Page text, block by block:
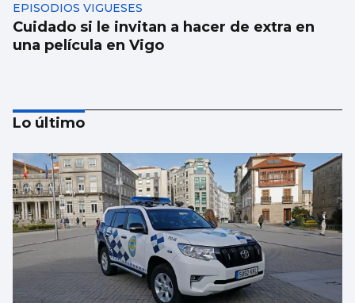
EPISODIOS VIGUESES
Cuidado si le invitan a hacer de extra en
una película en Vigo
El Puerto pone en marcha el cambio del
“skyline” de Guixar
Lo último